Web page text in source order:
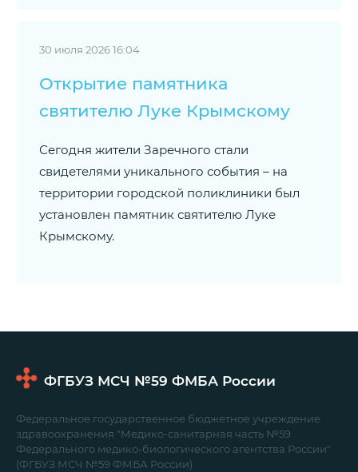
30 июля 2026 16:04
Открытие памятника
святителю Луке Крымскому
Сегодня жители Заречного стали
свидетелями уникального события – на
территории городской поликлиники был
установлен памятник святителю Луке
Крымскому.
ФГБУЗ МСЧ №59 ФМБА России
Федеральное государственное бюджетное учреждение
здравоохранения "Медико-санитарная часть №59
Федерального медико-биологического агентства России"
(ФГБУЗ МСЧ №59 ФМБА России)